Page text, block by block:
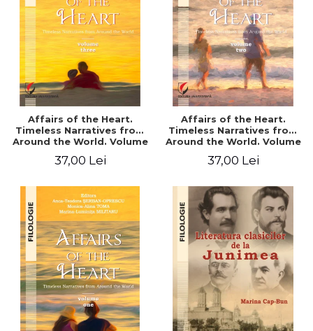
Affairs of the Heart.
Timeless Narratives from
Around the World. Volume
37,00 Lei
Affairs of the Heart.
Timeless Narratives from
Around the World. Volume
37,00 Lei